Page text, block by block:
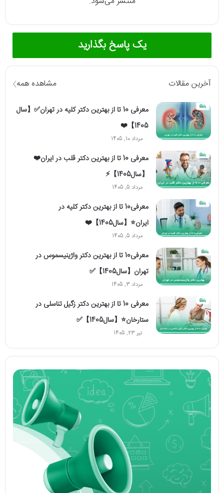
یک پاسخ بگذارید
آخرین مقالات مشاهده همه
معرفی 10 تا از بهترین دکتر کلیه در تهران✅【سال
1405】❤️
مرداد 10, 1405
معرفی 10 تا از بهترین دکتر قلب در ایران❤️
【سال1405】⚡️
مرداد 5, 1405
معرفی10 تا از بهترین دکتر کلیه در
ایران⭐【سال1405】❤️
مرداد 5, 1405
معرفی10 تا از بهترین دکتر واژینیسموس در
تهران【سال1405】✅
مرداد 3, 1405
معرفی 10 تا از بهترین دکتر زگیل تناسلی در
ستارخان⭐【سال1405】✅
تیر 23, 1405